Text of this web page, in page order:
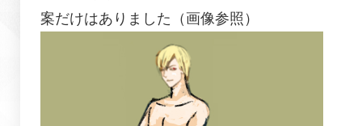
案だけはありました（画像参照）